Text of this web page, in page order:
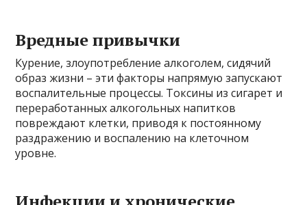
Вредные привычки
Курение, злоупотребление алкоголем, сидячий
образ жизни – эти факторы напрямую запускают
воспалительные процессы. Токсины из сигарет и
переработанных алкогольных напитков
повреждают клетки, приводя к постоянному
раздражению и воспалению на клеточном
уровне.
Инфекции и хронические